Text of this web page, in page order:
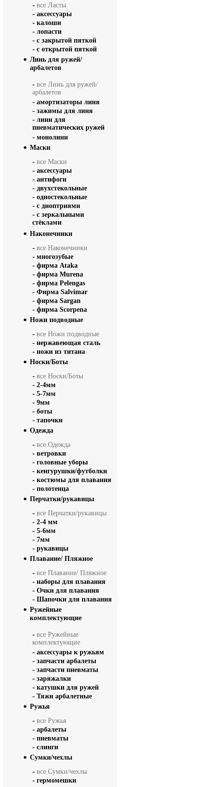
- все Ласты
- аксессуары
- калоши
- лопасти
- с закрытой пяткой
- с открытой пяткой
Линь для ружей/
арбалетов
- все Линь для ружей/
арбалетов
- амортизаторы линя
- зажимы для линя
- лини для
пневматических ружей
- монолини
Маски
- все Маски
- аксессуары
- антифоги
- двухстекольные
- одностекольные
- с диоптриями
- с зеркальными
стёклами
Наконечники
- все Наконечники
- многозубые
- фирма Ataka
- фирма Murena
- фирма Pelengas
- Фирма Salvimar
- фирма Sargan
- фирма Scorpena
Ножи подводные
- все Ножи подводные
- нержавеющая сталь
- ножи из титана
Носки/Боты
- все Носки/Боты
- 2-4мм
- 5-7мм
- 9мм
- боты
- тапочки
Одежда
- все Одежда
- ветровки
- головные уборы
- кенгурушки/футболки
- костюмы для плавания
- полотенца
Перчатки/рукавицы
- все Перчатки/рукавицы
- 2-4 мм
- 5-6мм
- 7мм
- рукавицы
Плавание/ Пляжное
- все Плавание/ Пляжное
- наборы для плавания
- Очки для плавания
- Шапочки для плавания
Ружейные
комплектующие
- все Ружейные
комплектующие
- аксессуары к ружьям
- запчасти арбалеты
- запчасти пневматы
- заряжалки
- катушки для ружей
- Тяжи арбалетные
Ружья
- все Ружья
- арбалеты
- пневматы
- слинги
Сумки/чехлы
- все Сумки/чехлы
- гермомешки